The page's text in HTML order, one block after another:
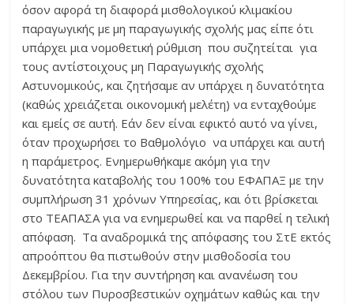
όσον αφορά τη διαφορά μισθολογικού κλιμακίου
παραγωγικής με μη παραγωγικής σχολής μας είπε ότι
υπάρχει μια νομοθετική ρύθμιση που συζητείται για
τους αντίστοιχους μη Παραγωγικής σχολής
Αστυνομικούς, και ζητήσαμε αν υπάρχει η δυνατότητα
(καθώς χρειάζεται οικονομική μελέτη) να ενταχθούμε
και εμείς σε αυτή. Εάν δεν είναι εφικτό αυτό να γίνει,
όταν προχωρήσει το Βαθμολόγιο να υπάρχει και αυτή
η παράμετρος. Ενημερωθήκαμε ακόμη για την
δυνατότητα καταβολής του 100% του ΕΦΑΠΑΞ με την
συμπλήρωση 31 χρόνων Υπηρεσίας, και ότι βρίσκεται
στο ΤΕΑΠΑΣΑ για να ενημερωθεί και να παρθεί η τελική
απόφαση. Τα αναδρομικά της απόφασης του ΣτΕ εκτός
απροόπτου θα πιστωθούν στην μισθοδοσία του
Δεκεμβρίου. Για την συντήρηση και ανανέωση του
στόλου των Πυροσβεστικών οχημάτων καθώς και την